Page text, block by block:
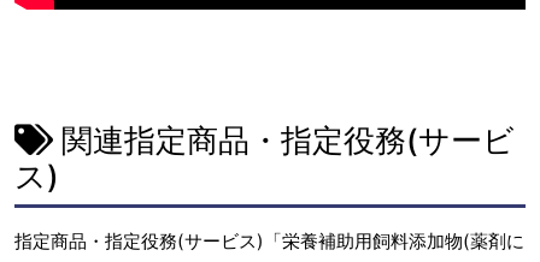
関連指定商品・指定役務(サービ
ス)
指定商品・指定役務(サービス)「栄養補助用飼料添加物(薬剤に